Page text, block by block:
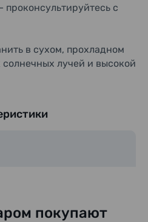
проконсультируйтесь с
в сухом, прохладном
лучей и высокой
покупают